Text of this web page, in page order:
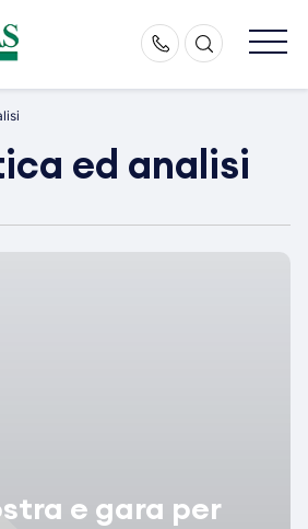
ed analisi
e gara per